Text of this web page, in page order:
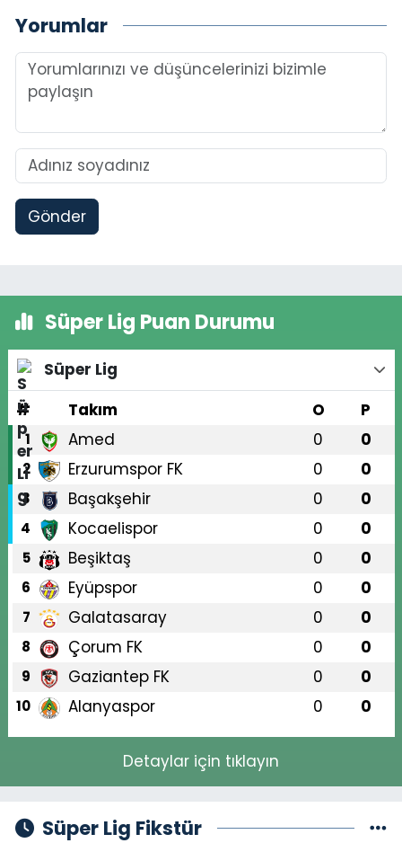
Yorumlar
Gönder
Süper Lig Puan Durumu
Süper Lig
#
Takım O P
1 Amed 0 0
2 Erzurumspor FK 0 0
3 Başakşehir 0 0
4 Kocaelispor 0 0
5 Beşiktaş 0 0
6 Eyüpspor 0 0
7 Galatasaray 0 0
8 Çorum FK 0 0
9 Gaziantep FK 0 0
10 Alanyaspor 0 0
Detaylar için tıklayın
Süper Lig Fikstür